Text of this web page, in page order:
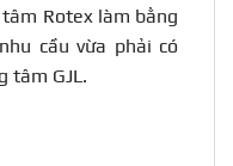
Rotex làm bằng
cầu vừa phải có
tâm GJL.